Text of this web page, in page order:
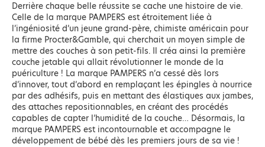
Derrière chaque belle réussite se cache une histoire de vie.
Celle de la marque PAMPERS est étroitement liée à
l’ingéniosité d’un jeune grand-père, chimiste américain pour
la firme Procter&Gamble, qui cherchait un moyen simple de
mettre des couches à son petit-fils. Il créa ainsi la première
couche jetable qui allait révolutionner le monde de la
puériculture ! La marque PAMPERS n’a cessé dès lors
d’innover, tout d’abord en remplaçant les épingles à nourrice
par des adhésifs, puis en mettant des élastiques aux jambes,
des attaches repositionnables, en créant des procédés
capables de capter l’humidité de la couche… Désormais, la
marque PAMPERS est incontournable et accompagne le
développement de bébé dès les premiers jours de sa vie !